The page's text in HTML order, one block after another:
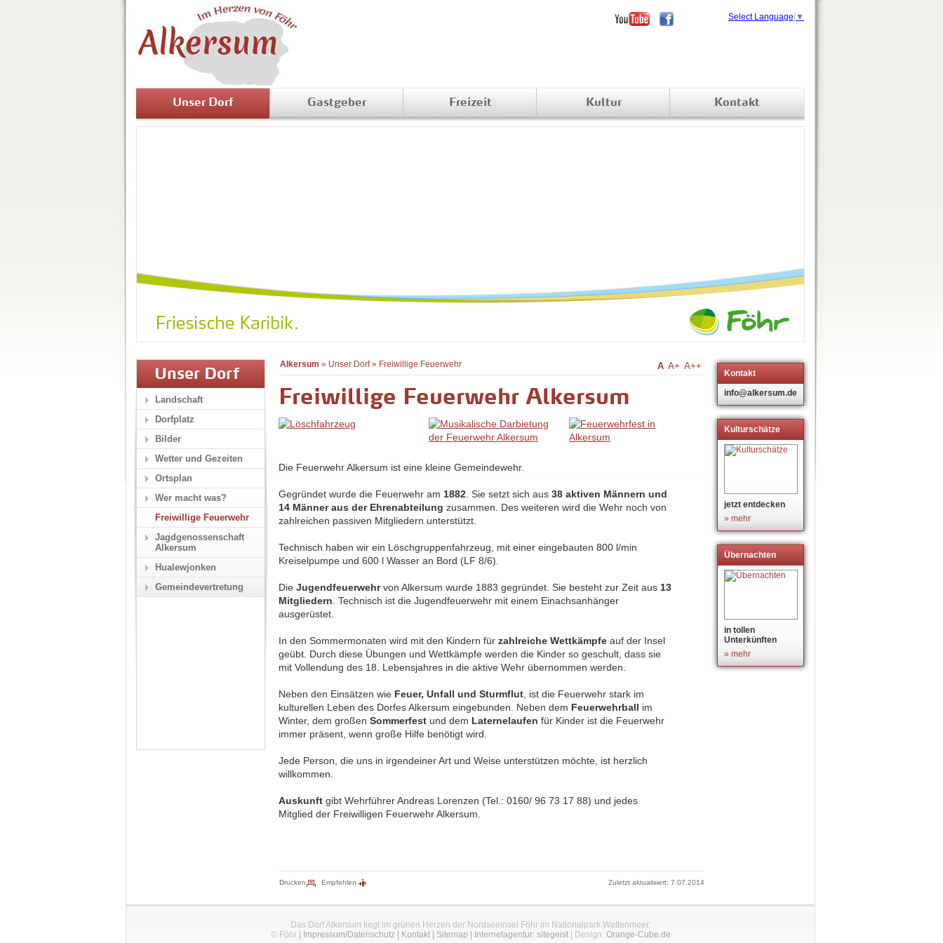
Unser Dorf Gastgeber Freizeit Kultur Kontakt
Alkersum » Unser Dorf» Freiwillige Feuerwehr A A+ A++
Freiwillige Feuerwehr Alkersum
Die Feuerwehr Alkersum ist eine kleine Gemeindewehr.
Gegründet wurde die Feuerwehr am 1882 . Sie setzt sich aus 38 aktiven Männern und
14 Männer aus der Ehrenabteilung zusammen. Des weiteren wird die Wehr noch von
zahlreichen passiven Mitgliedern unterstützt.
Technisch haben wir ein Löschgruppenfahrzeug, mit einer eingebauten 800 l/min
Kreiselpumpe und 600 l Wasser an Bord (LF 8/6).
Die Jugendfeuerwehrvon Alkersum wurde 1883 gegründet. Sie besteht zur Zeit aus 13
Mitgliedern . Technisch ist die Jugendfeuerwehr mit einem Einachsanhänger
ausgerüstet.
In den Sommermonaten wird mit den Kindern für zahlreiche Wettkämpfe auf der Insel
geübt. Durch diese Übungen und Wettkämpfe werden die Kinder so geschult, dass sie
mit Vollendung des 18. Lebensjahres in die aktive Wehr übernommen werden.
Neben den Einsätzen wie Feuer, Unfall und Sturmflut , ist die Feuerwehr stark im
kulturellen Leben des Dorfes Alkersum eingebunden. Neben dem Feuerwehrball im
Winter, dem großen Sommerfest und dem Laternelaufen für Kinder ist die Feuerwehr
immer präsent, wenn große Hilfe benötigt wird.
Jede Person, die uns in irgendeiner Art und Weise unterstützen möchte, ist herzlich
willkommen.
Auskunft gibt Wehrführer Andreas Lorenzen (Tel.: 0160/ 96 73 17 88) und jedes
Mitglied der Freiwilligen Feuerwehr Alkersum.
Kontakt
info@alkersum.de
Kulturschätze
jetzt entdecken
» mehr
Übernachten
in tollen
Unterkünften
» mehr
Unser Dorf
Landschaft
Dorfplatz
Bilder
Wetter und Gezeiten
Ortsplan
Wer macht was?
Freiwillige Feuerwehr
Jagdgenossenschaft
Alkersum
Hualewjonken
Gemeindevertretung
Select Language ▼
Drucken Empfehlen Zuletzt aktualisiert: 7.07.2014
Das Dorf Alkersum liegt im grünen Herzen der Nordseeinsel Föhr im Nationalpark Wattenmeer.
© Föhr| Impressum/Datenschutz| Kontakt| Sitemap | Internetagentur: sitegeist| Design: Orange-Cube.de